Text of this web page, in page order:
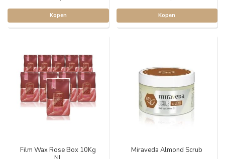
Kopen Kopen
Film Wax Rose Box 10Kg
Miraveda Almond Scrub